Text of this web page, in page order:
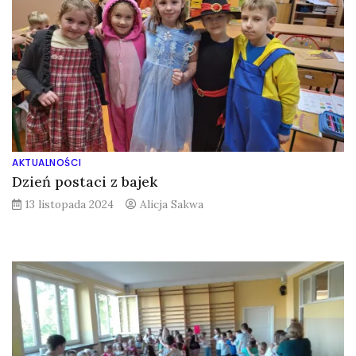
AKTUALNOŚCI
Dzień postaci z bajek
13 listopada 2024 Alicja Sakwa